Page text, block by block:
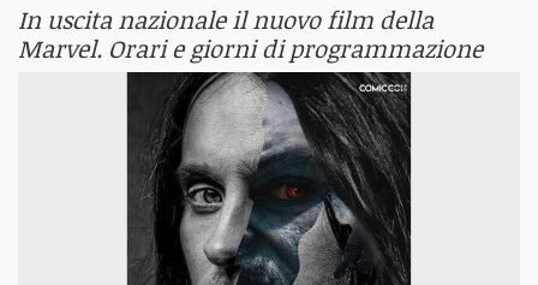
In uscita nazionale il nuovo film della
Marvel. Orari e giorni di programmazione